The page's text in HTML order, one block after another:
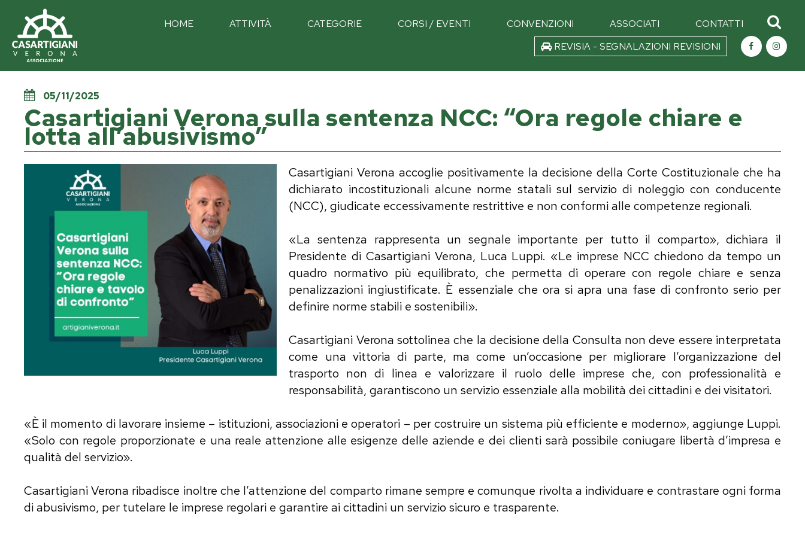
HOME ATTIVITÀ CATEGORIE CORSI / EVENTI CONVENZIONI ASSOCIATI
CONTATTI
REVISIA - SEGNALAZIONI REVISIONI
05/11/2025
Casartigiani Verona sulla sentenza NCC: “Ora regole chiare e
lotta all’abusivismo”
Casartigiani Verona accoglie positivamente la decisione della Corte Costituzionale che ha
dichiarato incostituzionali alcune norme statali sul servizio di noleggio con conducente
(NCC), giudicate eccessivamente restrittive e non conformi alle competenze regionali.
«La sentenza rappresenta un segnale importante per tutto il comparto», dichiara il
Presidente di Casartigiani Verona, Luca Luppi. «Le imprese NCC chiedono da tempo un
quadro normativo più equilibrato, che permetta di operare con regole chiare e senza
penalizzazioni ingiustificate. È essenziale che ora si apra una fase di confronto serio per
definire norme stabili e sostenibili».
Casartigiani Verona sottolinea che la decisione della Consulta non deve essere interpretata
come una vittoria di parte, ma come un’occasione per migliorare l’organizzazione del
trasporto non di linea e valorizzare il ruolo delle imprese che, con professionalità e
responsabilità, garantiscono un servizio essenziale alla mobilità dei cittadini e dei visitatori.
«È il momento di lavorare insieme – istituzioni, associazioni e operatori – per costruire un sistema più efficiente e moderno», aggiunge Luppi.
«Solo con regole proporzionate e una reale attenzione alle esigenze delle aziende e dei clienti sarà possibile coniugare libertà d’impresa e
qualità del servizio».
Casartigiani Verona ribadisce inoltre che l’attenzione del comparto rimane sempre e comunque rivolta a individuare e contrastare ogni forma
di abusivismo, per tutelare le imprese regolari e garantire ai cittadini un servizio sicuro e trasparente.